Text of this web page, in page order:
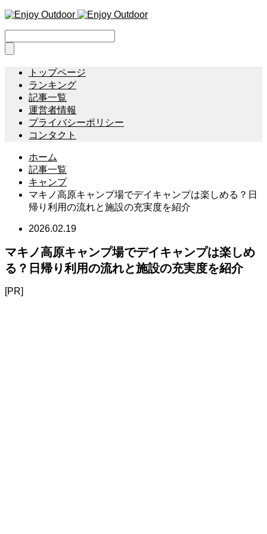
トップページ
ランキング
記事一覧
運営者情報
プライバシーポリシー
コンタクト
ホーム
記事一覧
キャンプ
マキノ高原キャンプ場でデイキャンプは楽しめる？日
帰り利用の流れと施設の充実度を紹介
2026.02.19
マキノ高原キャンプ場でデイキャンプは楽しめ
る？日帰り利用の流れと施設の充実度を紹介
[PR]